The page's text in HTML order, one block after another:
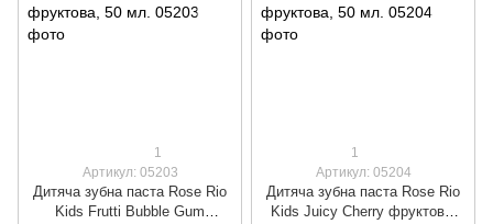
1
Артикул: 05203
Дитяча зубна паста Rose Rio
Kids Frutti Bubble Gum
1
Артикул: 05204
Дитяча зубна паста Rose Rio
Kids Juicy Cherry фруктова,